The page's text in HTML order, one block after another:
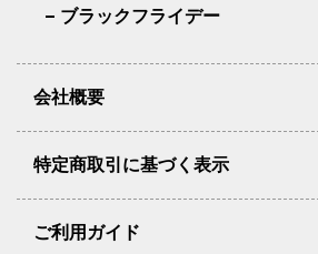
ブラックフライデー
会社概要
特定商取引に基づく表示
ご利用ガイド